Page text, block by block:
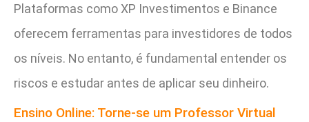
Plataformas como XP Investimentos e Binance
oferecem ferramentas para investidores de todos
os níveis. No entanto, é fundamental entender os
riscos e estudar antes de aplicar seu dinheiro.
Ensino Online: Torne-se um Professor Virtual